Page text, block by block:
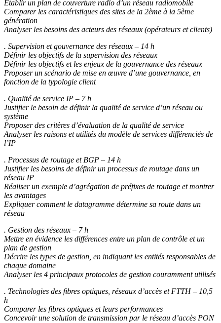
Etablir un plan de couverture radio d’un réseau radiomobile
Comparer les caractéristiques des sites de la 2ème à la 5ème
génération
Analyser les besoins des acteurs des réseaux (opérateurs et clients)
. Supervision et gouvernance des réseaux – 14 h
Définir les objectifs de la supervision des réseaux
Définir les objectifs et les enjeux de la gouvernance des réseaux
Proposer un scénario de mise en œuvre d’une gouvernance, en
fonction de la typologie client
. Qualité de service IP – 7 h
Justifier le besoin de définir la qualité de service d’un réseau ou
système
Proposer des critères d’évaluation de la qualité de service
Analyser les raisons et utilités du modèle de services différenciés de
l’IP
. Processus de routage et BGP – 14 h
Justifier les besoins de définir un processus de routage dans un
réseau IP
Réaliser un exemple d’agrégation de préfixes de routage et montrer
les avantages
Expliquer comment le datagramme détermine sa route dans un
réseau
. Gestion des réseaux – 7 h
Mettre en évidence les différences entre un plan de contrôle et un
plan de gestion
Décrire les types de gestion, en indiquant les entités responsables de
chaque domaine
Analyser les 4 principaux protocoles de gestion couramment utilisés
. Technologies des fibres optiques, réseaux d’accès et FTTH – 10,5
h
Comparer les fibres optiques et leurs performances
Concevoir une solution de transmission par le réseau d’accès PON